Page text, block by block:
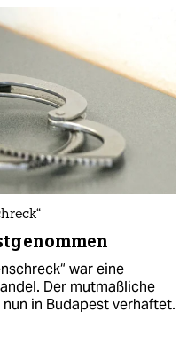
war eine
Der mutmaßliche
in Budapest verhaftet.